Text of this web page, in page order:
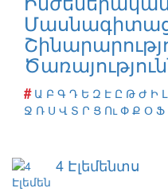
# Ա Բ Գ Դ Ե Զ Է Ը Թ Ժ Ի Լ
Ջ Ռ Ս Վ Տ Ր Ց Ու Փ Ք Օ Ֆ
4 Էլեմենտս